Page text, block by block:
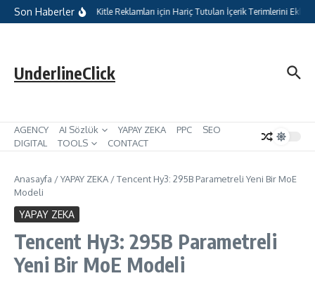
İçeriğe atla
Son Haberler
Reklamları, Hedef Kitle Reklamları için Hariç Tutulan İçerik Terimlerini Ekliyor
UnderlineClick
AGENCY AI Sözlük YAPAY ZEKA PPC
SEO
DIGITAL
TOOLS CONTACT
Anasayfa /YAPAY ZEKA /Tencent Hy3: 295B Parametreli Yeni Bir MoE
Modeli
YAPAY ZEKA
Tencent Hy3: 295B Parametreli
Yeni Bir MoE Modeli